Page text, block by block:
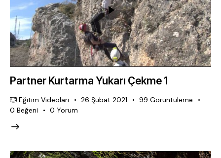
Partner Kurtarma Yukarı Çekme 1
Eğitim Videoları 26 Şubat 2021 99 Görüntüleme
0 Beğeni 0 Yorum